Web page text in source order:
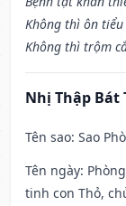
Không thì ôn
Không thì trộm
Nhị Thập Bát
Tên sao: Sao
Tên ngày:
tinh con Thỏ,